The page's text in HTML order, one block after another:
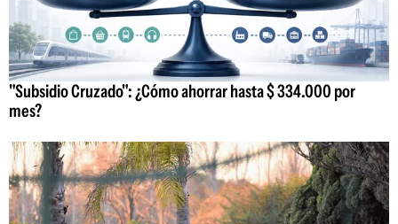
"Subsidio Cruzado": ¿Cómo ahorrar hasta $ 334.000 por
mes?